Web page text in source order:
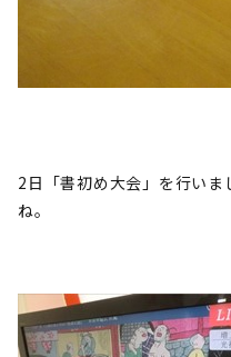
2日「書初め大会」を行い
ね。